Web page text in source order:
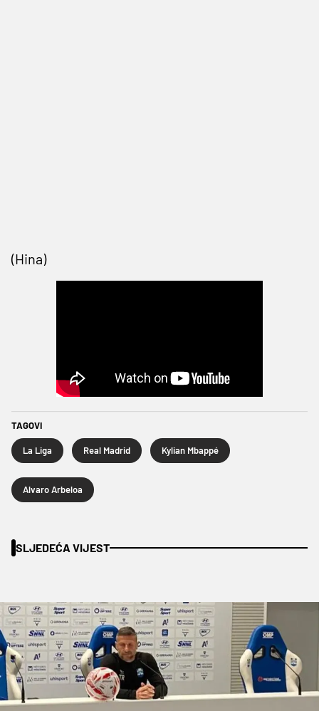
(Hina)
TAGOVI
La Liga Real Madrid Kylian Mbappé
Alvaro Arbeloa
SLJEDEĆA VIJEST